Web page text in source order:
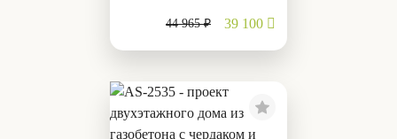
44 965 ₽ 39 100